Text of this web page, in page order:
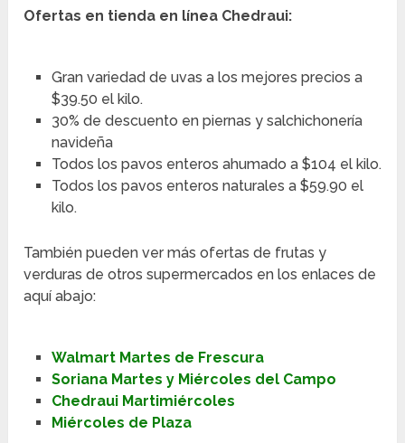
Ofertas en tienda en línea Chedraui:
Gran variedad de uvas a los mejores precios a
$39.50 el kilo.
30% de descuento en piernas y salchichonería
navideña
Todos los pavos enteros ahumado a $104 el kilo.
Todos los pavos enteros naturales a $59.90 el
kilo.
También pueden ver más ofertas de frutas y
verduras de otros supermercados en los enlaces de
aquí abajo:
Walmart Martes de Frescura
Soriana Martes y Miércoles del Campo
Chedraui Martimiércoles
Miércoles de Plaza